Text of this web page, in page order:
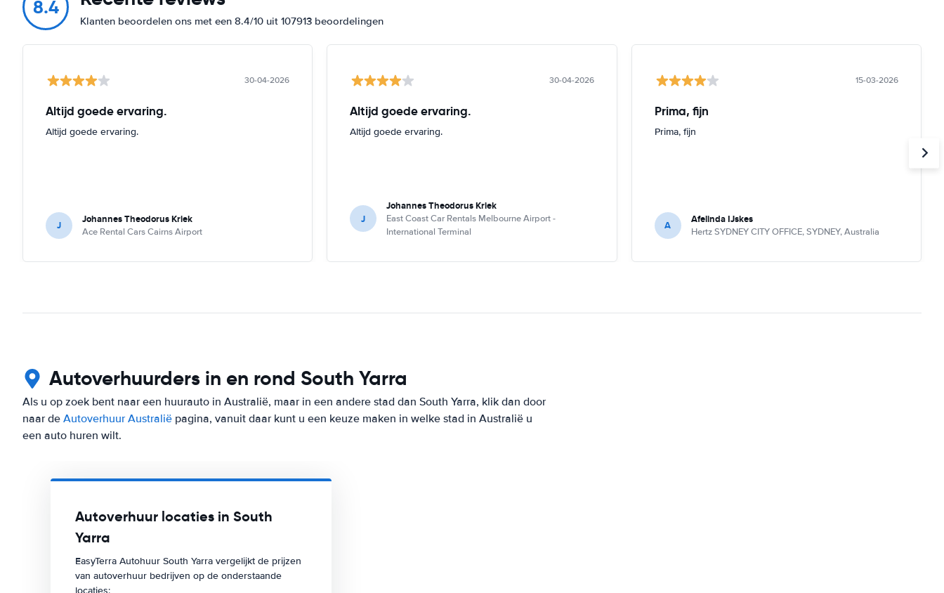
8.4
Klanten beoordelen ons met een 8.4/10 uit 107913 beoordelingen
30-04-2026
Altijd goede ervaring.
Altijd goede ervaring.
J Johannes Theodorus Kriek
Ace Rental Cars Cairns Airport
30-04-2026
Altijd goede ervaring.
Altijd goede ervaring.
J
Johannes Theodorus Kriek
East Coast Car Rentals Melbourne Airport -
International Terminal
15-03-2026
Prima, fijn
Prima, fijn
A Afelinda IJskes
Hertz SYDNEY CITY OFFICE, SYDNEY, Australia
Autoverhuurders in en rond South Yarra
Als u op zoek bent naar een huurauto in Australië, maar in een andere stad dan South Yarra, klik dan door
naar de Autoverhuur Australië pagina, vanuit daar kunt u een keuze maken in welke stad in Australië u
een auto huren wilt.
Autoverhuur locaties in South
Yarra
EasyTerra Autohuur South Yarra vergelijkt de prijzen
van autoverhuur bedrijven op de onderstaande
locaties: